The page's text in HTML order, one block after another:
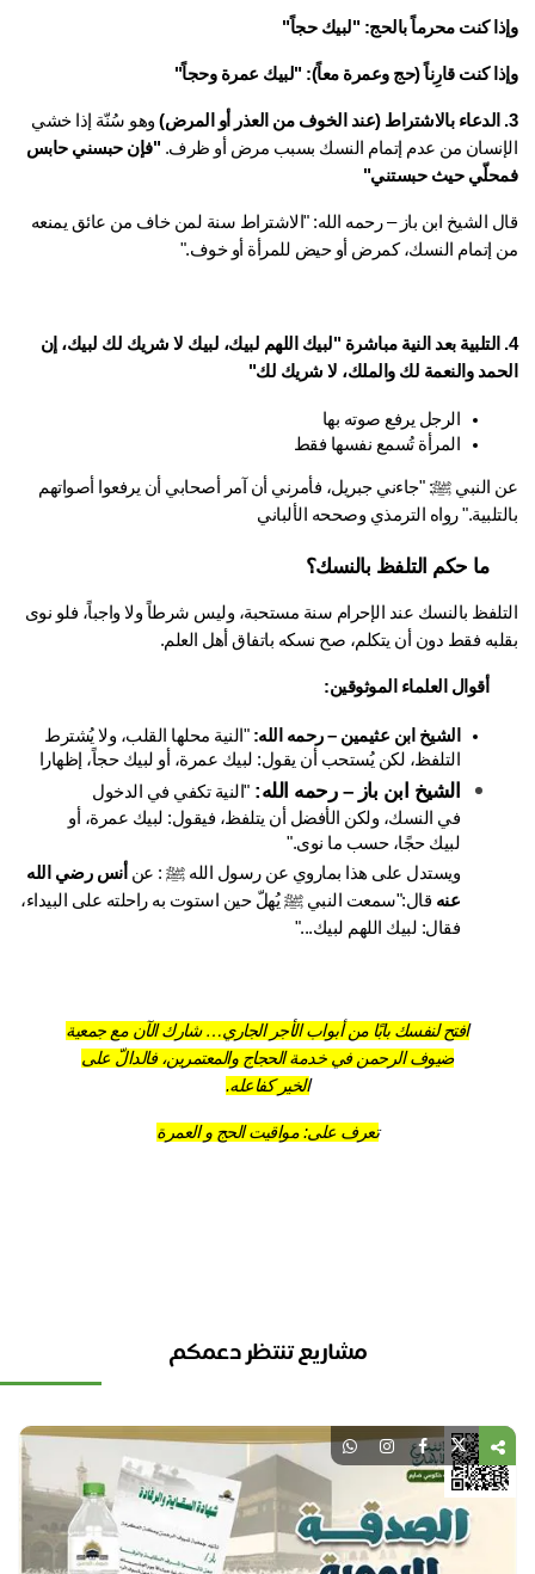
كنت محرماً بالحج: "لبيك حجاً"
كنت قارِناً (حج وعمرة معاً): "لبيك عمرة وحجاً"
وهو سُنّة إذا خشي
من عدم إتمام النسك بسبب مرض أو ظرف.
"فإن حبسني حابس
حيث حبستني"
قال الشيخ ابن باز – رحمه الله: "الاشتراط سنة لمن خاف من عائق يمنعه
إتمام النسك، كمرض أو حيض للمرأة أو خوف."
"لبيك اللهم لبيك، لبيك لا شريك لك لبيك، إن
والنعمة لك والملك، لا شريك لك"
الرجل يرفع صوته بها
المرأة تُسمع نفسها فقط
عن النبي ﷺ: "جاءني جبريل، فأمرني أن آمر أصحابي أن يرفعوا أصواتهم
رواه الترمذي وصححه الألباني
ما حكم التلفظ بالنسك؟
فقط دون أن يتكلم، صح نسكه باتفاق أهل العلم.
أقوال العلماء الموثوقين:
الشيخ ابن عثيمين – رحمه الله:
"النية محلها القلب، ولا يُشترط
التلفظ، لكن يُستحب أن يقول: لبيك عمرة، أو لبيك حجاً، إظهارا
الشيخ ابن باز – رحمه الله:
"النية تكفي في الدخول
في النسك، ولكن الأفضل أن يتلفظ، فيقول: لبيك عمرة، أو
لبيك حجًا، حسب ما نوى."
ويستدل على هذا بماروي عن رسول الله ﷺ : عن
أنس رضي الله
قال:"سمعت النبي ﷺ يُهلّ حين استوت به راحلته على البيداء،
فقال: لبيك اللهم لبيك..."
افتح لنفسك بابًا من أبواب الأجر الجاري… شارك الآن مع جمعية
ضيوف الرحمن في خدمة الحجاج والمعتمرين، فالدالّ على
الخير كفاعله.
تعرف على: مواقيت الحج و العمرة
مشاريع تنتظر دعمكم